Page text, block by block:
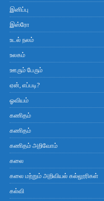
இனிப்பு
இஸ்ரோ
உடல் நலம்
உலகம்
ஊரும் பேரும்
ஏன், எப்படி?
ஓவியம்
கணிதம்
கணிதம்
கணிதம் அறிவோம்
கலை
கலை மற்றும் அறிவியல் கல்லூரிகள்
கல்வி